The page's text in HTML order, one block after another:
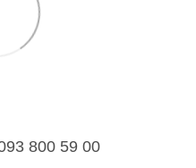
800 59 00